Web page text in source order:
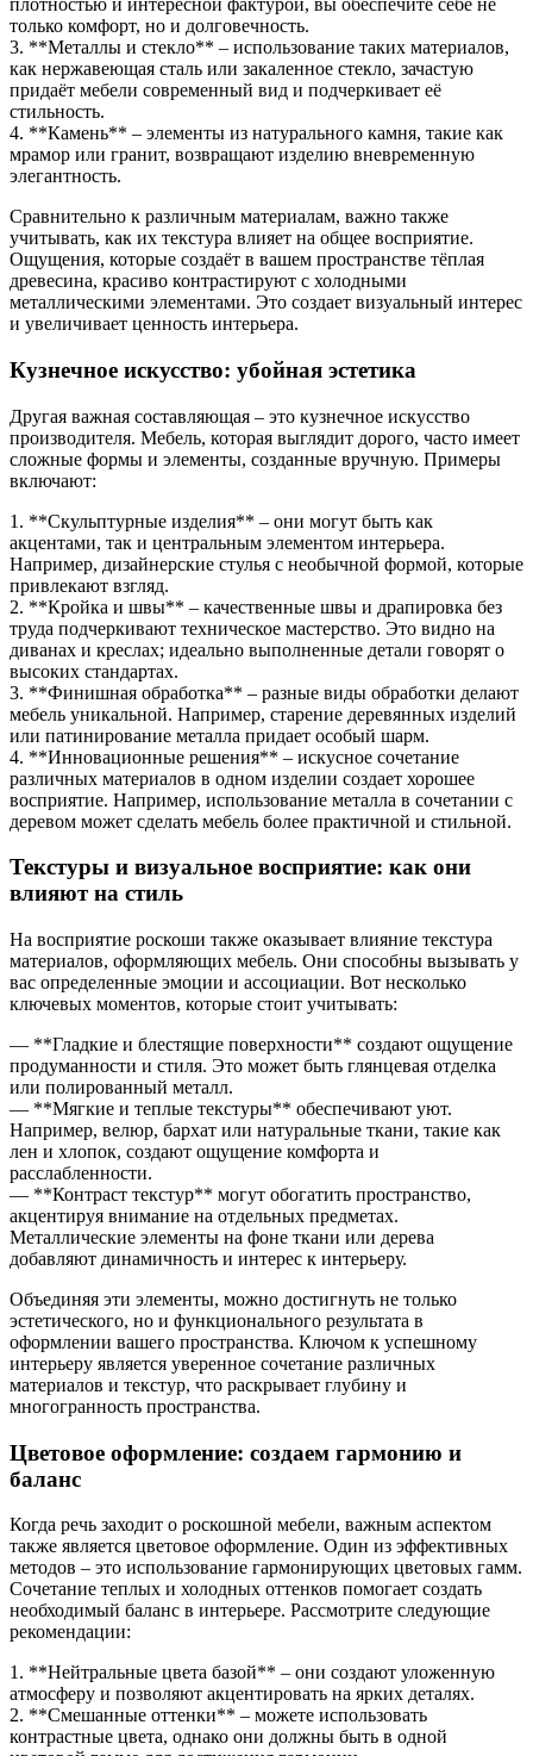
плотностью и интересной фактурой, вы обеспечите себе не
только комфорт, но и долговечность.
3. **Металлы и стекло** – использование таких материалов,
как нержавеющая сталь или закаленное стекло, зачастую
придаёт мебели современный вид и подчеркивает её
стильность.
4. **Камень** – элементы из натурального камня, такие как
мрамор или гранит, возвращают изделию вневременную
элегантность.
Сравнительно к различным материалам, важно также
учитывать, как их текстура влияет на общее восприятие.
Ощущения, которые создаёт в вашем пространстве тёплая
древесина, красиво контрастируют с холодными
металлическими элементами. Это создает визуальный интерес
и увеличивает ценность интерьера.
Кузнечное искусство: убойная эстетика
Другая важная составляющая – это кузнечное искусство
производителя. Мебель, которая выглядит дорого, часто имеет
сложные формы и элементы, созданные вручную. Примеры
включают:
1. **Скульптурные изделия** – они могут быть как
акцентами, так и центральным элементом интерьера.
Например, дизайнерские стулья с необычной формой, которые
привлекают взгляд.
2. **Кройка и швы** – качественные швы и драпировка без
труда подчеркивают техническое мастерство. Это видно на
диванах и креслах; идеально выполненные детали говорят о
высоких стандартах.
3. **Финишная обработка** – разные виды обработки делают
мебель уникальной. Например, старение деревянных изделий
или патинирование металла придает особый шарм.
4. **Инновационные решения** – искусное сочетание
различных материалов в одном изделии создает хорошее
восприятие. Например, использование металла в сочетании с
деревом может сделать мебель более практичной и стильной.
Текстуры и визуальное восприятие: как они
влияют на стиль
На восприятие роскоши также оказывает влияние текстура
материалов, оформляющих мебель. Они способны вызывать у
вас определенные эмоции и ассоциации. Вот несколько
ключевых моментов, которые стоит учитывать:
— **Гладкие и блестящие поверхности** создают ощущение
продуманности и стиля. Это может быть глянцевая отделка
или полированный металл.
— **Мягкие и теплые текстуры** обеспечивают уют.
Например, велюр, бархат или натуральные ткани, такие как
лен и хлопок, создают ощущение комфорта и
расслабленности.
— **Контраст текстур** могут обогатить пространство,
акцентируя внимание на отдельных предметах.
Металлические элементы на фоне ткани или дерева
добавляют динамичность и интерес к интерьеру.
Объединяя эти элементы, можно достигнуть не только
эстетического, но и функционального результата в
оформлении вашего пространства. Ключом к успешному
интерьеру является уверенное сочетание различных
материалов и текстур, что раскрывает глубину и
многогранность пространства.
Цветовое оформление: создаем гармонию и
баланс
Когда речь заходит о роскошной мебели, важным аспектом
также является цветовое оформление. Один из эффективных
методов – это использование гармонирующих цветовых гамм.
Сочетание теплых и холодных оттенков помогает создать
необходимый баланс в интерьере. Рассмотрите следующие
рекомендации:
1. **Нейтральные цвета базой** – они создают уложенную
атмосферу и позволяют акцентировать на ярких деталях.
2. **Смешанные оттенки** – можете использовать
контрастные цвета, однако они должны быть в одной